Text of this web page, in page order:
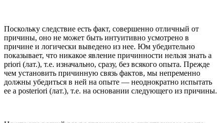
Поскольку следствие есть факт, совершенно отличный от
причины, оно не может быть интуитивно усмотрено в
причине и логически выведено из нее. Юм убедительно
показывает, что никакое явление причинности нельзя знать a
priori (лат.), т.е. изначально, сразу, без всякого опыта. Прежде
чем установить причинную связь фактов, мы непременно
должны убедиться в ней на опыте — неоднократно испытать
ее a posteriori (лат.), т.е. на основании следующего из причины.